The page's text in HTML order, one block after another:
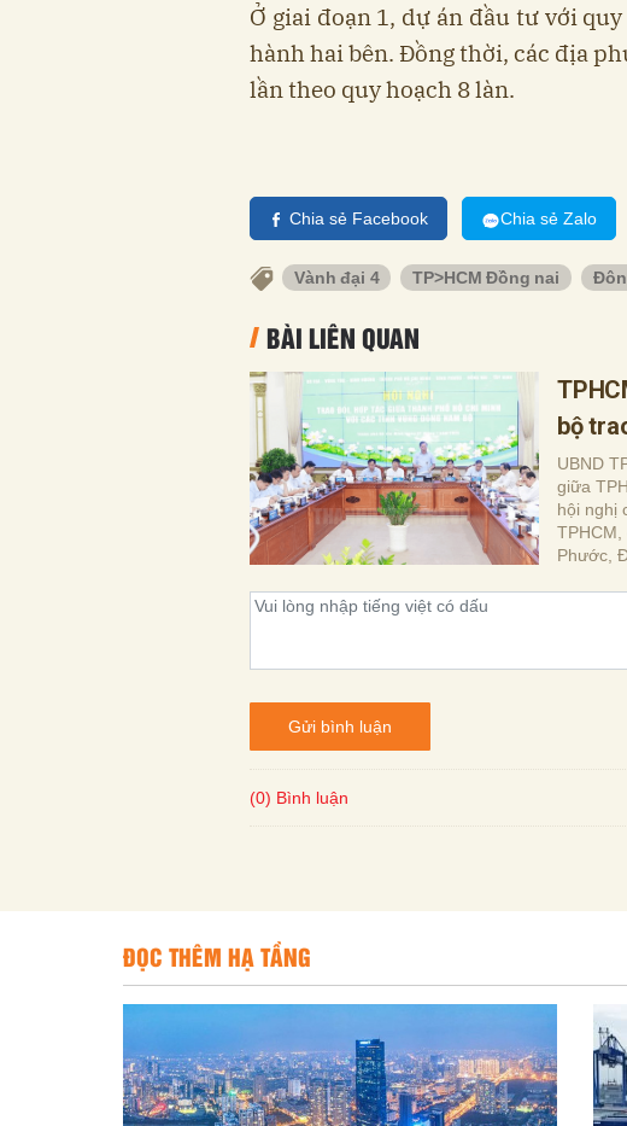
Ở giai đoạn 1, dự án đầu tư với
hành hai bên. Đồng thời, các địa
lần theo quy hoạch 8 làn.
Chia sẻ Facebook Chia sẻ Zalo
Vành đại 4 TP>HCM Đồng nai
BÀI LIÊN QUAN
bộ
UBND
giữa
hội nghị
Phước,
Gửi bình luận
(0) Bình luận
ĐỌC THÊM HẠ TẦNG